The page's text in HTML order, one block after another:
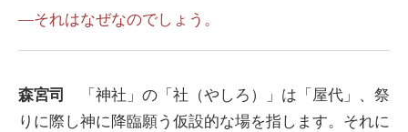
―それはなぜなのでしょう。
森宮司
「神社」の「社（やしろ）」は「屋代」、祭
りに際し神に降臨願う仮設的な場を指します。それに